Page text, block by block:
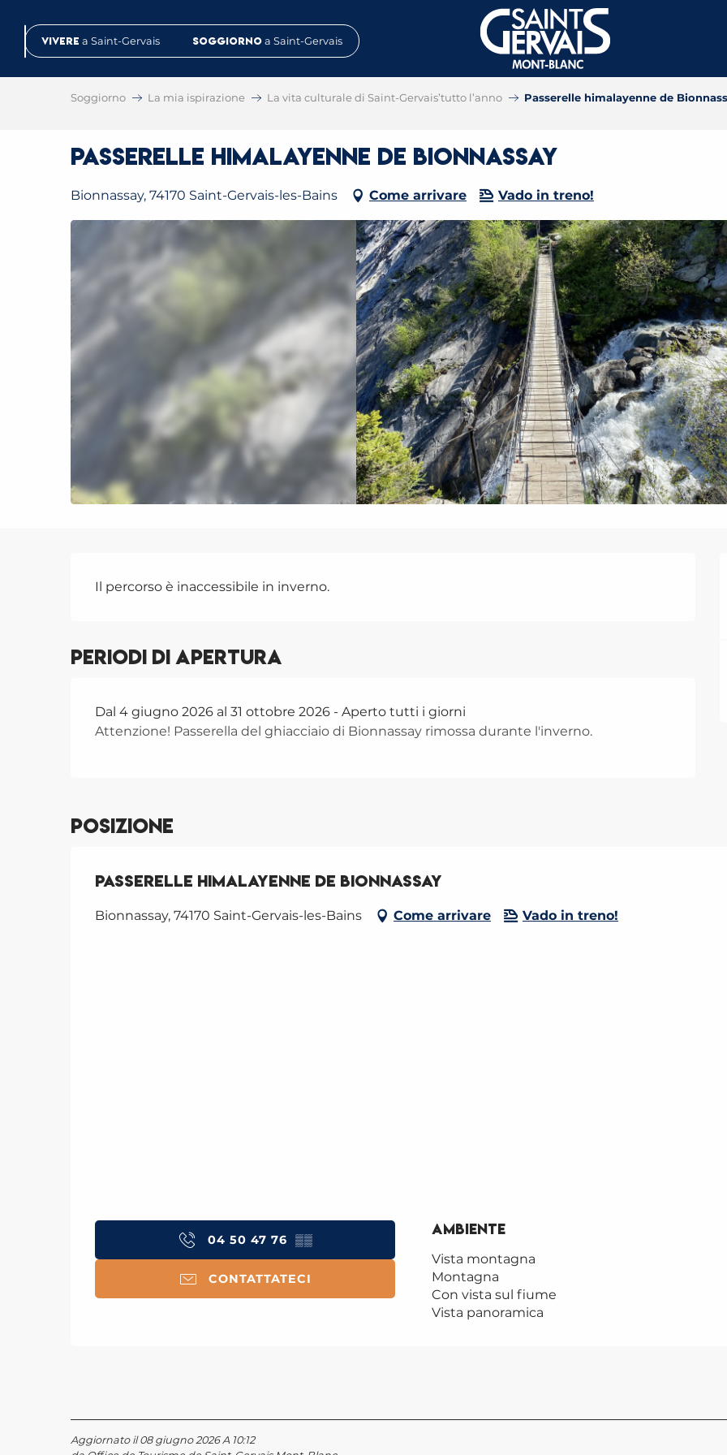
contenuVivere a Saint-Gervais Soggiorno a Saint-Gervais
Soggiorno La mia ispirazione La vita culturale di Saint-Gervais’tutto l’anno Passerelle himalayenne de
Passerelle himalayenne de Bionnassay
Bionnassay, 74170 Saint-Gervais-les-Bains Come arrivare Vado in treno!
Descrizione
Il percorso è inaccessibile in inverno.
Periodi di apertura
Dal 4 giugno 2026 al 31 ottobre 2026 - Aperto tutti i giorni
Attenzione! Passerella del ghiacciaio di Bionnassay rimossa durante l'inverno.
Posizione
Passerelle himalayenne de Bionnassay
Bionnassay, 74170 Saint-Gervais-les-Bains Come arrivare Vado in treno!
04 50 47 76 ▒▒
CONTATTATECI
Ambiente
Ambiente
Vista montagna
Montagna
Con vista sul fiume
Vista panoramica
Aggiornato il 08 giugno 2026 A 10:12